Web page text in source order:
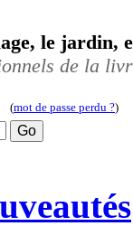
le jardin,
de la
(mot de passe perdu ?)